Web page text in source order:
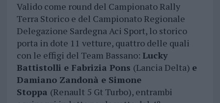
Valido come round del Campionato Rally
Terra Storico e del Campionato Regionale
Delegazione Sardegna Aci Sport, lo storico
porta in dote 11 vetture, quattro delle quali
con le effigi del Team Bassano: Lucky
Battistolli e Fabrizia Pons (Lancia Delta) e
Damiano Zandonà e Simone
Stoppa (Renault 5 Gt Turbo), entrambi